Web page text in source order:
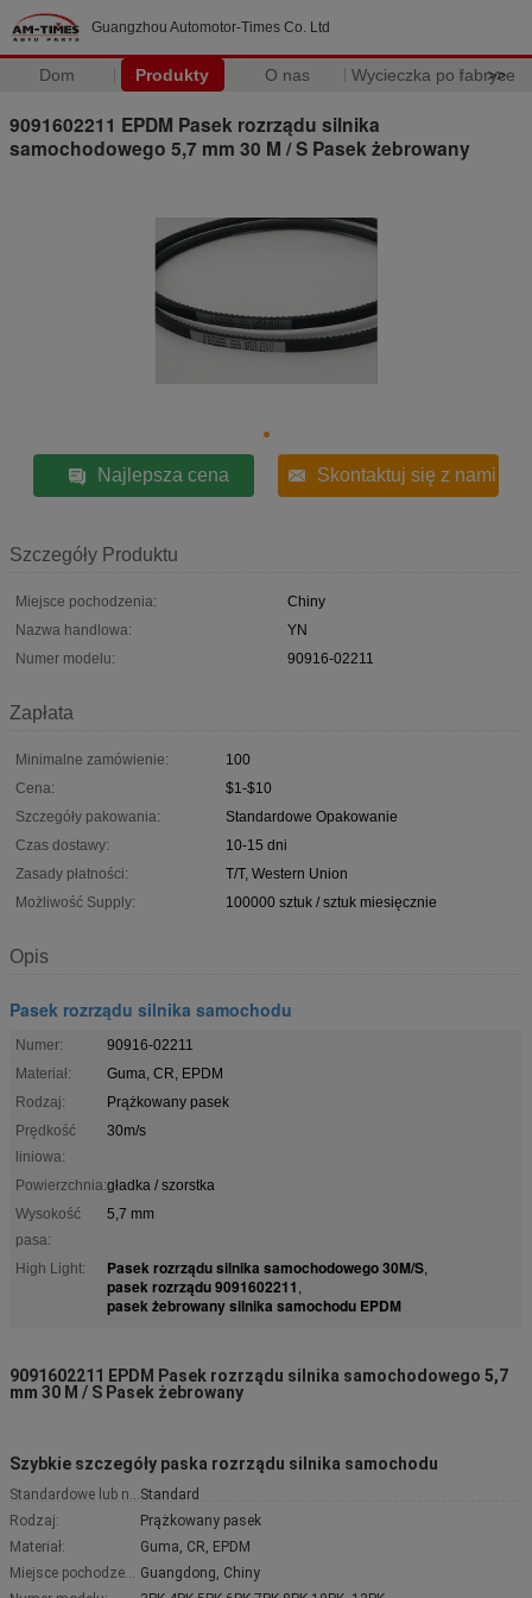
Guangzhou Automotor-Times Co. Ltd
Dom Produkty O nas Wycieczka po fabryce
>>
9091602211 EPDM Pasek rozrządu silnika
samochodowego 5,7 mm 30 M / S Pasek żebrowany
Najlepsza cena Skontaktuj się z nami
Szczegóły Produktu
Miejsce pochodzenia:
Chiny
Nazwa handlowa:
YN
Numer modelu:
90916-02211
Zapłata
Minimalne zamówienie:
100
Cena:
$1-$10
Szczegóły pakowania:
Standardowe Opakowanie
Czas dostawy:
10-15 dni
Zasady płatności:
T/T, Western Union
Możliwość Supply:
100000 sztuk / sztuk miesięcznie
Opis
Pasek rozrządu silnika samochodu
Numer:
90916-02211
Materiał:
Guma, CR, EPDM
Rodzaj:
Prążkowany pasek
Prędkość
liniowa:
30m/s
Powierzchnia:gładka / szorstka
Wysokość
pasa:
5,7 mm
High Light: Pasek rozrządu silnika samochodowego 30M/S,
pasek rozrządu 9091602211 ,
pasek żebrowany silnika samochodu EPDM
9091602211 EPDM Pasek rozrządu silnika samochodowego 5,7
mm 30 M / S Pasek żebrowany
Szybkie szczegóły paska rozrządu silnika samochodu
Standardowe lub niestandardowe:Standard
Rodzaj:
Prążkowany pasek
Materiał:
Guma, CR, EPDM
Miejsce pochodzenia: Guangdong, Chiny